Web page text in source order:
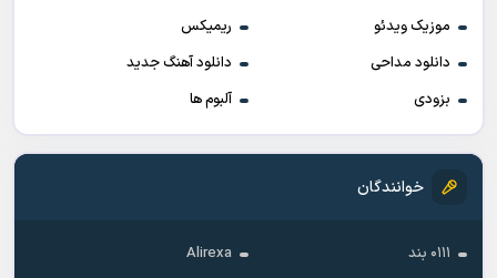
موزیک ویدئو
ریمیکس
دانلود مداحی
دانلود آهنگ جدید
بزودی
آلبوم ها
خوانندگان
۰۱۱۱ بند
Alirexa